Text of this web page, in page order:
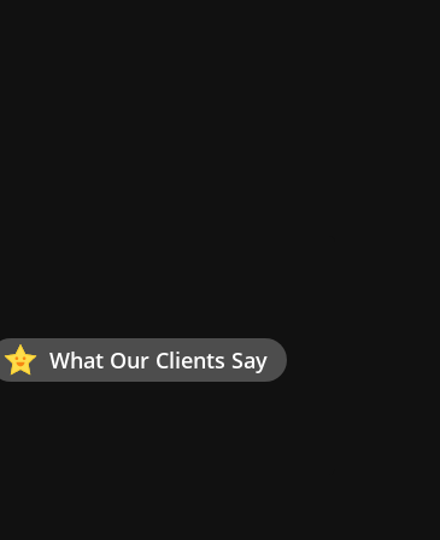
What Our Clients Say